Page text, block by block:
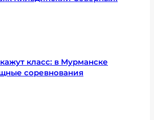
класс: в Мурманске
соревнования